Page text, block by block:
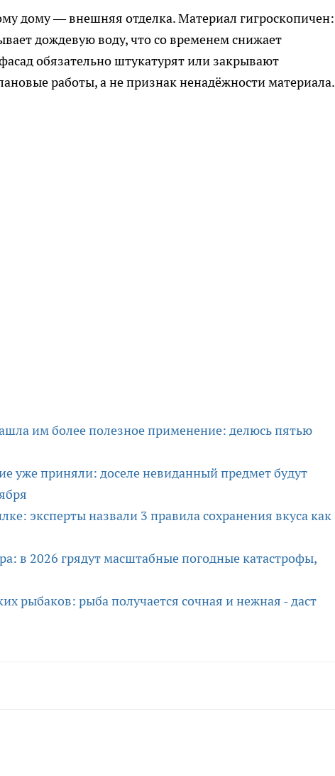
дому — внешняя отделка. Материал гигроскопичен:
дождевую воду, что со временем снижает
обязательно штукатурят или закрывают
работы, а не признак ненадёжности материала.
им более полезное применение: делюсь пятью
уже приняли: доселе невиданный предмет будут
эксперты назвали 3 правила сохранения вкуса как
в 2026 грядут масштабные погодные катастрофы,
рыбаков: рыба получается сочная и нежная - даст